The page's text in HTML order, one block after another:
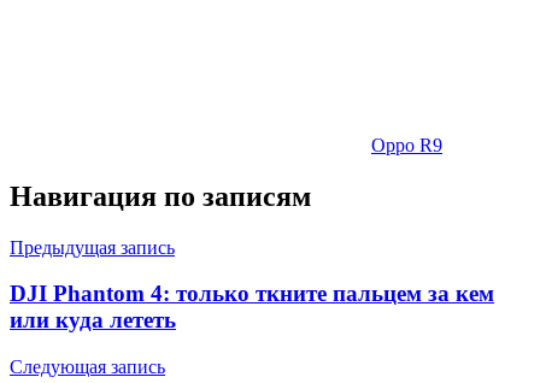
Oppo R9
Навигация по записям
Предыдущая запись
DJI Phantom 4: только ткните пальцем за кем
или куда лететь
Следующая запись